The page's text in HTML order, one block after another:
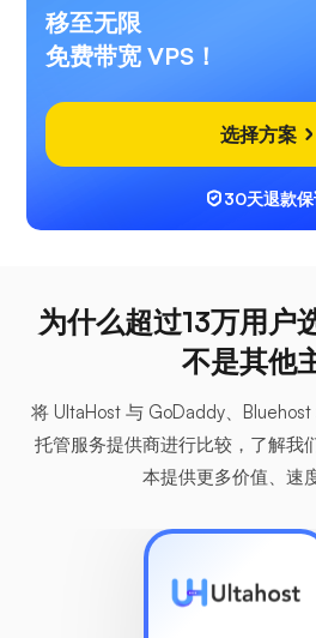
移至无限
免费带宽 VPS！
选择方案
30天退款
为什么超过13万用户
不是其他
将 UltaHost 与 GoDaddy、
托管服务提供商进行比较，了解我
本提供更多价值、速